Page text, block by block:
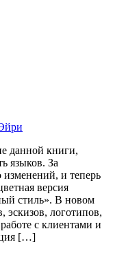
данной книги,
языков. За
и теперь
версия
стиль». В новом
эскизов, логотипов,
с клиентами и
[…]